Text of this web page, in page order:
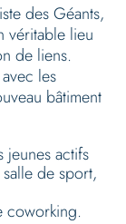
des Géants,
véritable lieu
de liens.
les
bâtiment
actifs
de sport,
coworking.